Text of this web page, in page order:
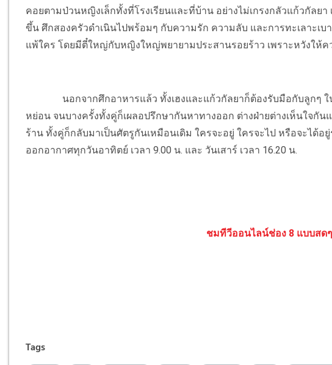
คอยตามป่วนหญิงเล็กทั้งที่โรงเรียนและที่บ้าน อย่างไม่เกรงกลัวแก้วกัลยา
ขึ้น ศึกสองครัวดำเนินไปพร้อมๆ กับความรัก ความลับ และการทะเลาะเ
แพ้ใคร โดยมีตี๋ใหญ่กับหญิงใหญ่พยายามประสานรอยร้าว เพราะหวังให้ค
นอกจากศึกอาหารแล้ว ทั้งเฮงและแก้วกัลยาก็ต้องรับมือกับลูกๆ ใ
หย่อน จนบางครั้งทั้งคู่ก็เผลอปรึกษากันหาทางออก ต่างฝ่ายต่างเห็นใจกัน
ร้าน ทั้งคู่ก็กลับมาเป็นศัตรูกันเหมือนเดิม ใครจะอยู่ ใครจะไป หรือจะได้
ออกอากาศทุกวันอาทิตย์ เวลา 9.00 น. และ วันเสาร์ เวลา 16.20 น.
ชมทีวีออนไลน์ช่อง 8 แบบสด
Tags